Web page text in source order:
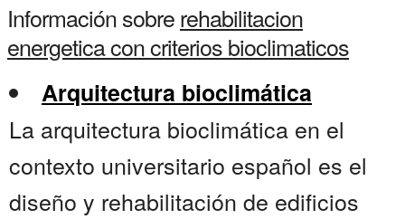
Información sobrerehabilitacion
energetica con criterios bioclimaticos
Arquitectura bioclimática
La arquitectura bioclimática en el
contexto universitario español es el
diseño y rehabilitación de edificios